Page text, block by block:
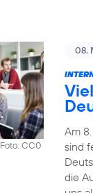
Foto: CC0
08.
Am
sind
die